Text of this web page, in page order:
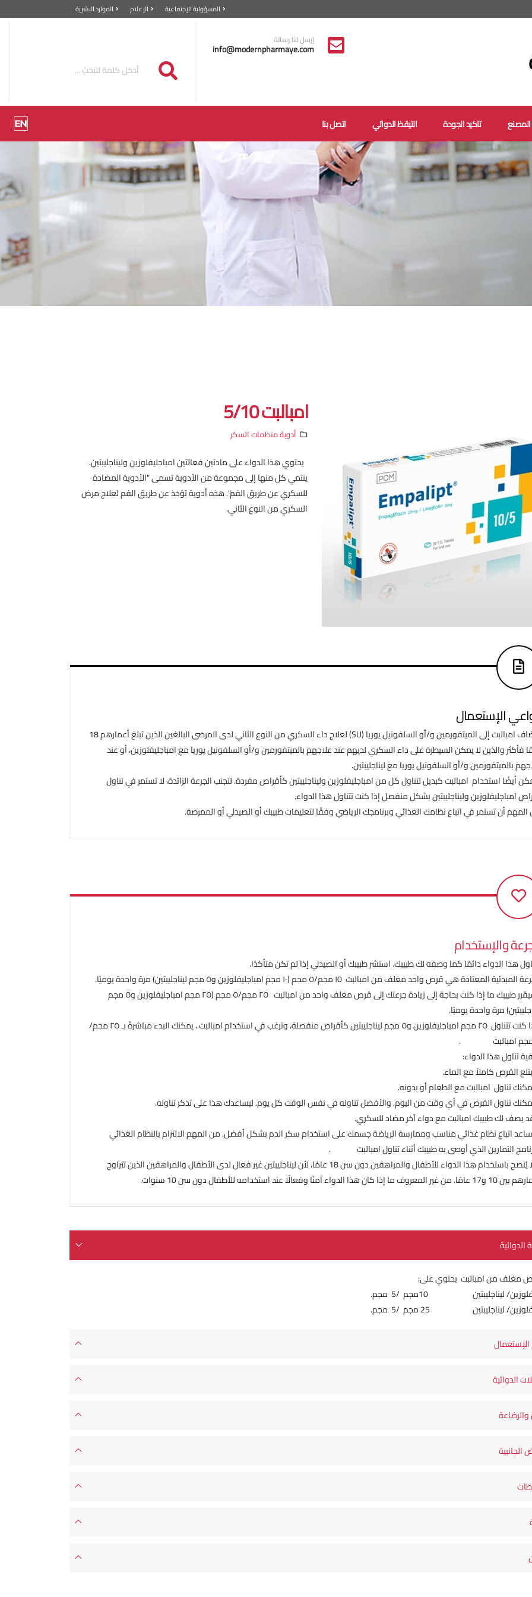
المسؤولية الإجتماعية الإعلام الموارد البشرية
إرسل لنا رسالة
info@modernpharmaye.com
المصنع تاكيد الجودة التيقظ الدوائي اتصل بنا
امبالبت 5/10
أدوية منظمات السكر
يحتوي هذا الدواء على مادتين فعالتين امباجليفلوزين وليناجليبتين.
ينتمي كل منها إلى مجموعة من الأدوية تسمى "الأدوية المضادة
للسكري عن طريق الفم". هذه أدوية تؤخذ عن طريق الفم لعلاج مرض
السكري من النوع الثاني.
الإستعمال
-يُضاف امبالبت إلى الميتفورمين و/أو السلفونيل يوريا (SU) لعلاج داء السكري من النوع الثاني لدى المرضى البالغين الذين تبلغ أعمارهم 18
فأكثر والذين لا يمكن السيطرة على داء السكري لديهم عند علاجهم بالميتفورمين و/أو السلفونيل يوريا مع امباجليفلوزين، أو عند
بالميتفورمين و/أو السلفونيل يوريا مع ليناجليبتين.
أيضًا استخدام امبالبت كبديل لتناول كل من امباجليفلوزين وليناجليبتين كأقراص مفردة. لتجنب الجرعة الزائدة، لا تستمر في تناول
امباجليفلوزين وليناجليبتين بشكل منفصل إذا كنت تتناول هذا الدواء.
أن تستمر في اتباع نظامك الغذائي وبرنامجك الرياضي وفقًا لتعليمات طبيبك أو الصيدلي أو الممرضة.
والإستخدام
هذا الدواء دائمًا كما وصفه لك طبيبك. استشر طبيبك أو الصيدلي إذا لم تكن متأكدًا.
المبدئية المعتادة هي قرص واحد مغلف من امبالبت ١0 مجم/٥ مجم (١٠ مجم امباجليفلوزين و٥ مجم ليناجليبتين) مرة واحدة يوميًا.
-سيقرر طبيبك ما إذا كنت بحاجة إلى زيادة جرعتك إلى قرص مغلف واحد من امبالبت ٢٥ مجم/٥ مجم (٢٥ مجم امباجليفلوزين و٥ مجم
مرة واحدة يوميًا.
-إذا كنت تتناول ٢٥ مجم امباجليفلوزين و٥ مجم ليناجليبتين كأقراص منفصلة، وترغب في استخدام امبالبت ، يمكنك البدء مباشرةً بـ ٢٥ مجم/
تناول هذا الدواء:
القرص كاملاً مع الماء.
تناول امبالبت مع الطعام أو بدونه.
تناول القرص في أي وقت من اليوم. والأفضل تناوله في نفس الوقت كل يوم. ليساعدك هذا على تذكر تناوله.
يصف لك طبيبك امبالبت مع دواء آخر مضاد للسكري.
اتباع نظام غذائي مناسب وممارسة الرياضة جسمك على استخدام سكر الدم بشكل أفضل. من المهم الالتزام بالنظام الغذائي
التمارين الذي أوصى به طبيبك أثناء تناول امبالبت .
• لا يُنصح باستخدام هذا الدواء للأطفال والمراهقين دون سن 18 عامًا، لأن ليناجليبتين غير فعال لدى الأطفال والمراهقين الذين تتراوح
المعروف ما إذا كان هذا الدواء آمنًا وفعالًا عند استخدامه للأطفال دون سن 10 سنوات.
الدوائية
مغلف من امبالبت يحتوي على:
ليناجليبتين 10مجم /5 مجم.
ليناجليبتين 25 مجم /5 مجم.
الدوائية
الجانبية